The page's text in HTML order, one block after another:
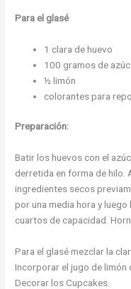
Para el glasé
1 clara de huevo
100 gramos de
½ limón
colorantes para
Preparación:
Batir los huevos con el
derretida en forma de hilo.
ingredientes secos
por una media hora y
cuartos de capacidad.
Para el glasé mezclar la
Incorporar el jugo de limón
Decorar los Cupcakes.